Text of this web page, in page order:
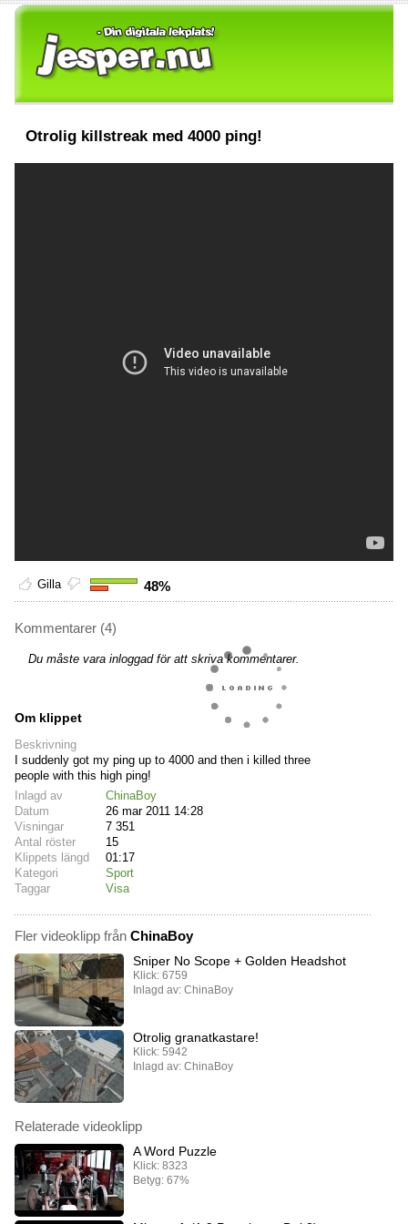
Otrolig killstreak med 4000 ping!
Gilla 48%
Kommentarer (4)
Du måste vara inloggad för att skriva kommentarer.
Om klippet
Beskrivning
I suddenly got my ping up to 4000 and then i killed three
people with this high ping!
Inlagd av
ChinaBoy
Datum
26 mar 2011 14:28
Visningar
7 351
Antal röster
15
Klippets längd
01:17
Kategori
Sport
Taggar
Visa
Fler videoklipp från ChinaBoy
Sniper No Scope + Golden Headshot
Klick: 6759
Inlagd av: ChinaBoy
Otrolig granatkastare!
Klick: 5942
Inlagd av: ChinaBoy
Relaterade videoklipp
A Word Puzzle
Klick: 8323
Betyg: 67%